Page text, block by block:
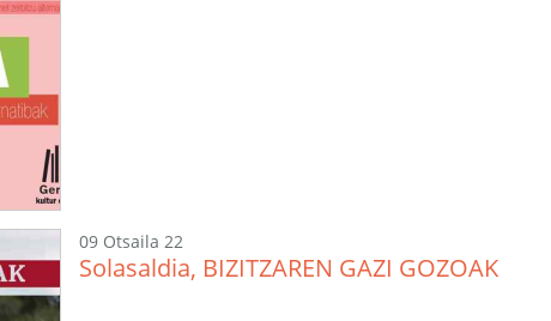
09 Otsaila 22
Solasaldia, BIZITZAREN GAZI GOZOAK